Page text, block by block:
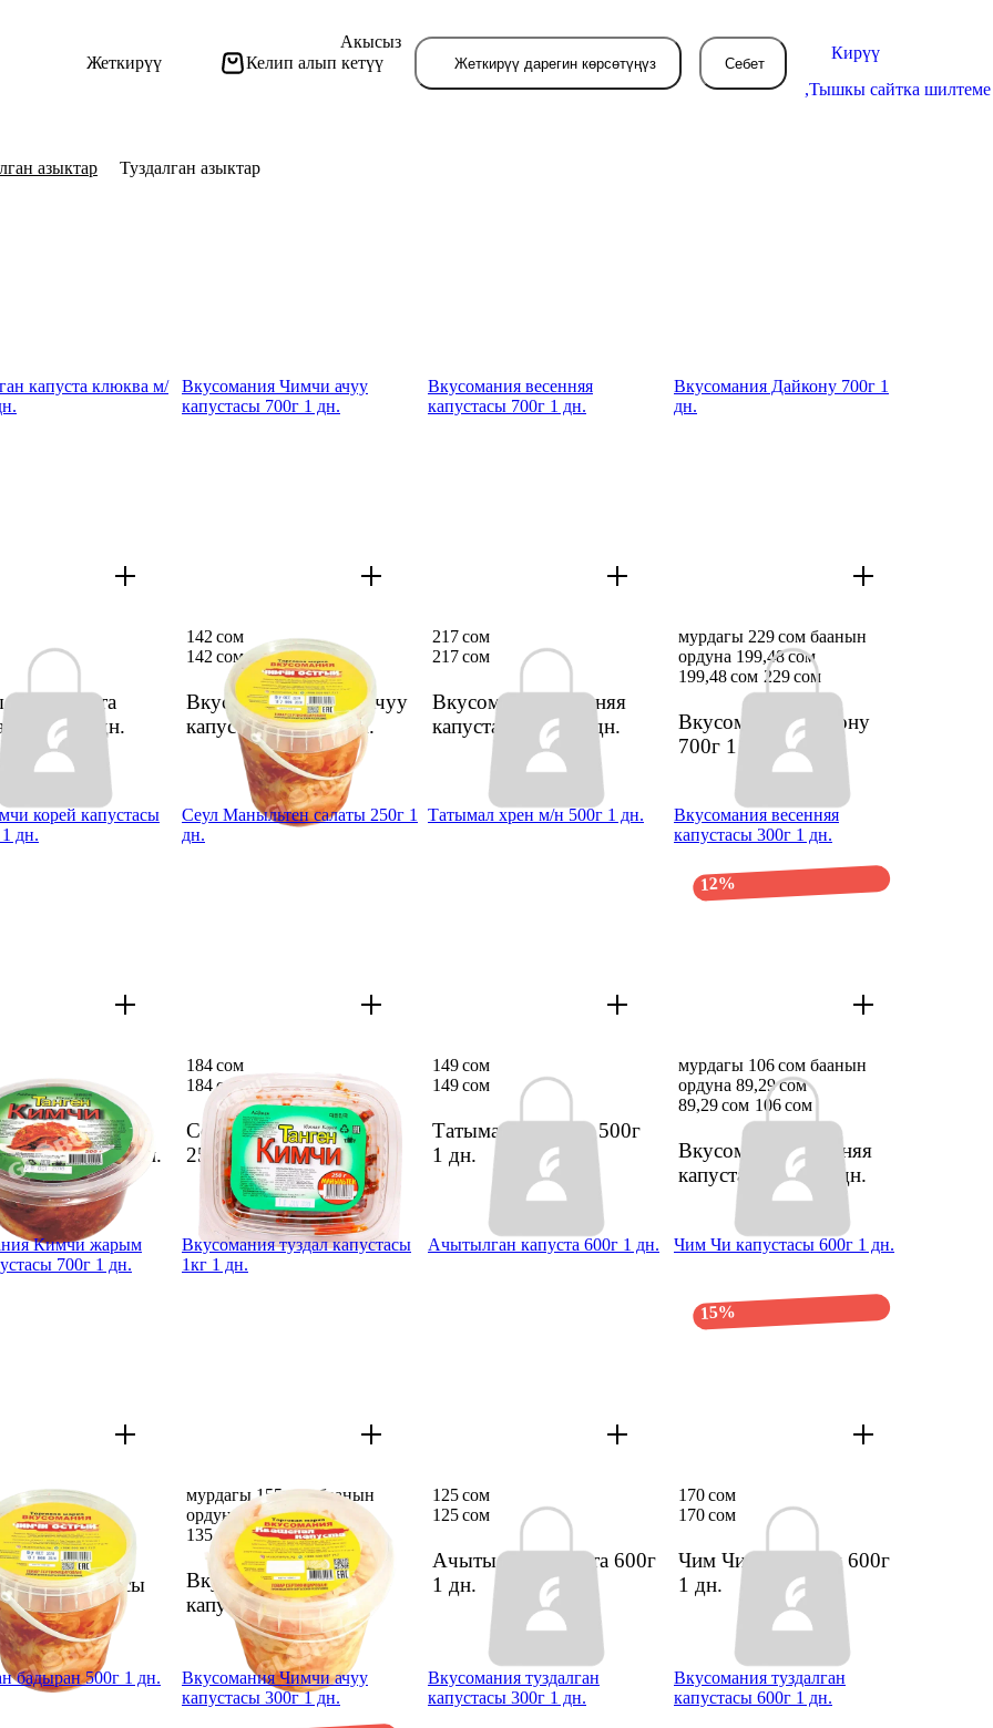
Жеткирүү Келип алып кетүү
Акысыз
Жеткирүү дарегин көрсөтүңүз Себет
Кирүү
,Тышкы сайтка шилтеме
азыктар Туздалган азыктар
капуста клюква м/
капуста
м/н 1кг
1 дн.
Вкусомания Чимчи ачуу
капустасы 700г 1 дн.
Вкусомания Чимчи ачуу
капустасы 700г1 дн.
142 сом
142 сом
Вкусомания весенняя
капустасы 700г 1 дн.
Вкусомания весенняя
капустасы 700г
1 дн.
217 сом
217 сом
Вкусомания Дайкону 700г 1
дн.
Вкусомания Дайкону
700г 1 дн.
мурдагы 229 сом баанын
ордуна 199,48 сом
199,48 сом 229 сом
12%
корей капустасы
дн.
корей
500г п/б1 дн.
Сеул Маныльтен салаты 250г 1
дн.
Сеул Маныльтен салаты
250г 1 дн.
184 сом
184 сом
Татымал хрен м/н 500г 1 дн.
Татымал хрен м/н 500г
1 дн.
149 сом
149 сом
Вкусомания весенняя
капустасы 300г 1 дн.
Вкусомания весенняя
капустасы 300г
1 дн.
мурдагы 106 сом баанын
ордуна 89,29 сом
89,29 сом 106 сом
15%
Кимчи жарым
700г 1 дн.
Кимчи
капустасы
дн.
Вкусомания туздал капустасы
1кг 1 дн.
Вкусомания туздал
капустасы 1кг1 дн.
мурдагы 155 сом баанын
ордуна 135,48 сом
135,48 сом 155 сом
Ачытылган капуста 600г 1 дн.
Ачытылган капуста 600г
1 дн.
125 сом
125 сом
Чим Чи капустасы 600г 1 дн.
Чим Чи капустасы 600г
1 дн.
170 сом
170 сом
бадыран 500г 1 дн.
Вкусомания Чимчи ачуу
капустасы 300г 1 дн.
Вкусомания туздалган
капустасы 300г 1 дн.
Вкусомания туздалган
капустасы 600г 1 дн.